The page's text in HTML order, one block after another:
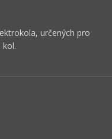
určených pro
kol.